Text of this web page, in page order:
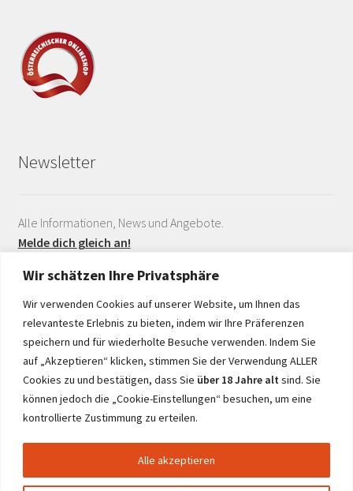
Wir schätzen Ihre Privatsphäre
Wir verwenden Cookies auf unserer Website, um Ihnen das
relevanteste Erlebnis zu bieten, indem wir Ihre Präferenzen
speichern und für wiederholte Besuche verwenden. Indem Sie
auf „Akzeptieren“ klicken, stimmen Sie der Verwendung ALLER
Cookies zu und bestätigen, dass Sie über 18 Jahre alt sind. Sie
können jedoch die „Cookie-Einstellungen“ besuchen, um eine
kontrollierte Zustimmung zu erteilen.
Alle akzeptieren
Newsletter
Alle Informationen, News und Angebote.
Melde dich gleich an!
Realisiert durch
© netwine.at 2026